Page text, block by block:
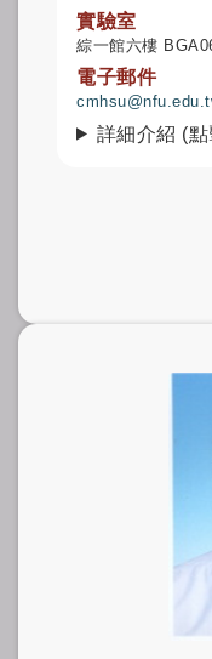
實驗室
綜一館六樓
電子郵件
詳細介紹 (